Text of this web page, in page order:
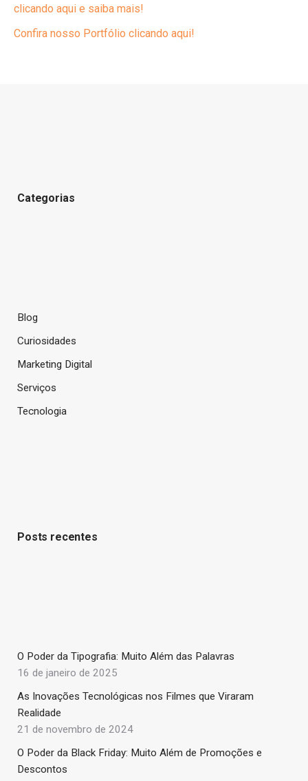
clicando aqui e saiba mais!
Confira nosso Portfólio clicando aqui!
Categorias
Blog
Curiosidades
Marketing Digital
Serviços
Tecnologia
Posts recentes
O Poder da Tipografia: Muito Além das Palavras
16 de janeiro de 2025
As Inovações Tecnológicas nos Filmes que Viraram
Realidade
21 de novembro de 2024
O Poder da Black Friday: Muito Além de Promoções e
Descontos